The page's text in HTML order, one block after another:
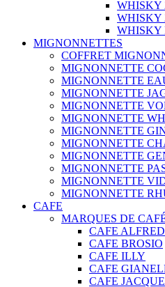
WHISKY
WHISKY
WHISKY
MIGNONNETTES
COFFRET
MIGNONNETTE
MIGNONNETTE
MIGNONNETTE
MIGNONNETTE
MIGNONNETTE
MIGNONNETTE
MIGNONNETTE
MIGNONNETTE
MIGNONNETTE
MIGNONNETTE
MIGNONNETTE
CAFE
MARQUES DE
CAFE
CAFE BROSIO
CAFE ILLY
CAFE
CAFE